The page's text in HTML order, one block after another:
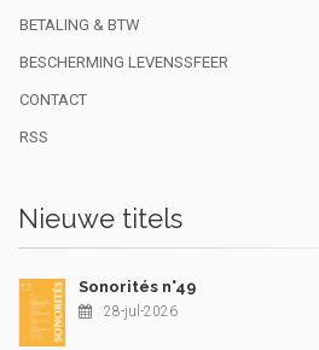
BETALING & BTW
BESCHERMING LEVENSSFEER
CONTACT
RSS
Nieuwe titels
Sonorités n°49
28-jul-2026